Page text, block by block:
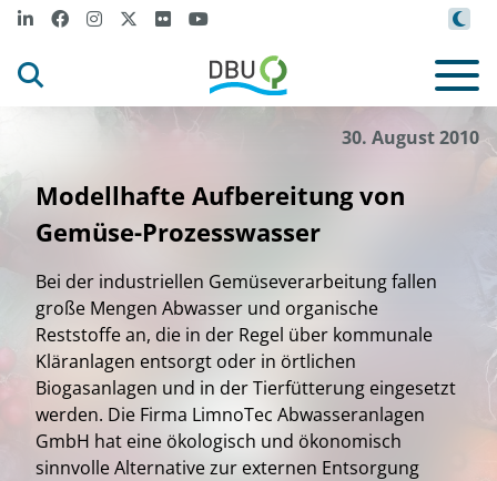
30. August 2010
Modellhafte Aufbereitung von
Gemüse-Prozesswasser
Bei der industriellen Gemüseverarbeitung fallen
große Mengen Abwasser und organische
Reststoffe an, die in der Regel über kommunale
Kläranlagen entsorgt oder in örtlichen
Biogasanlagen und in der Tierfütterung eingesetzt
werden. Die Firma LimnoTec Abwasseranlagen
GmbH hat eine ökologisch und ökonomisch
sinnvolle Alternative zur externen Entsorgung